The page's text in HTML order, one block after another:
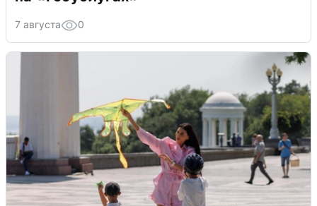
7 августа 0